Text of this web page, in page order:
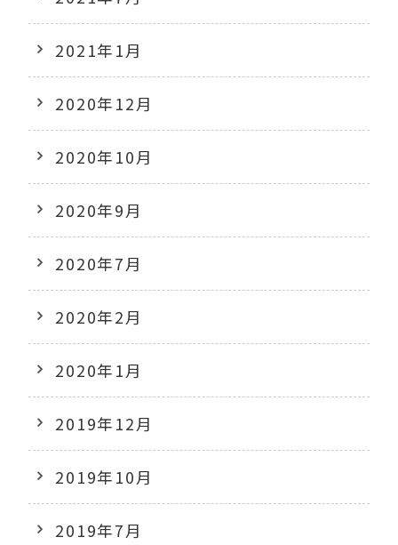
2021年1月
2020年12月
2020年10月
2020年9月
2020年7月
2020年2月
2020年1月
2019年12月
2019年10月
2019年7月